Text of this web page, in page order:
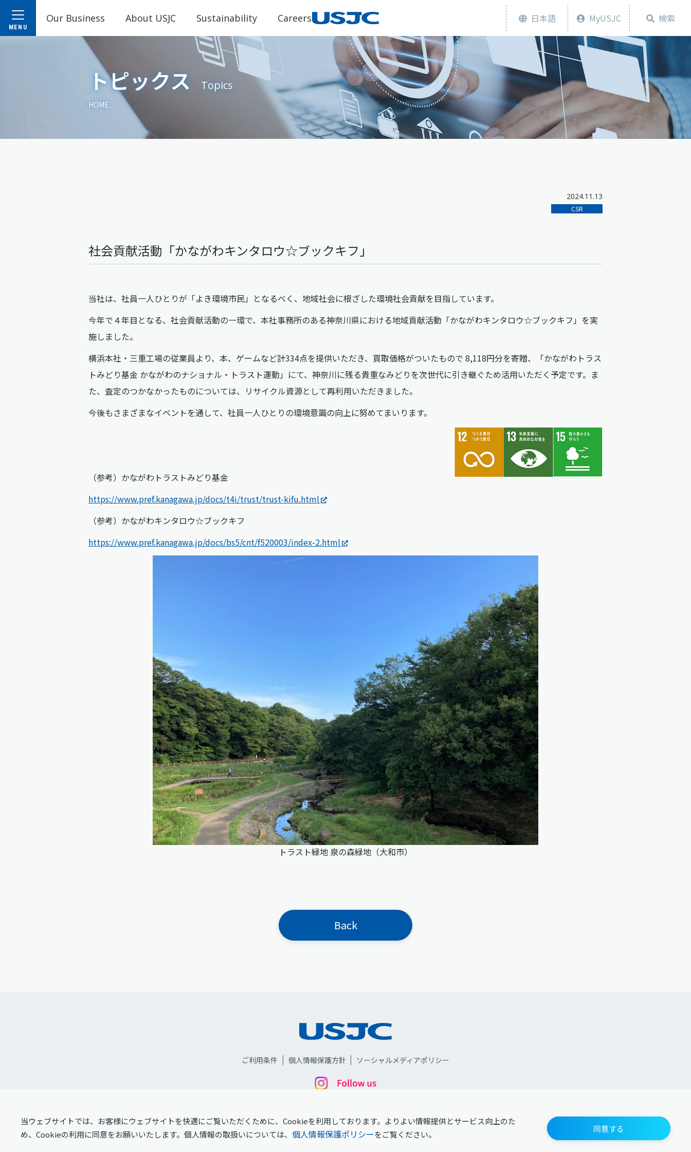
当ウェブサイトでは、お客様にウェブサイトを快適にご覧いただくために、Cookieを利用しております。よりよい情報提供とサービス向上のた
め、Cookieの利用に同意をお願いいたします。個人情報の取扱いについては、 個人情報保護ポリシーをご覧ください。
同意する
Our Business About USJC Sustainability Careers 日本語 MyUSJC 検索
トピックス Topics
HOME
2024.11.13
CSR
社会貢献活動「かながわキンタロウ☆ブックキフ」
当社は、社員一人ひとりが「よき環境市民」となるべく、地域社会に根ざした環境社会貢献を目指しています。
今年で４年目となる、社会貢献活動の一環で、本社事務所のある神奈川県における地域貢献活動「かながわキンタロウ☆ブックキフ」を実
施しました。
横浜本社・三重工場の従業員より、本、ゲームなど計334点を提供いただき、買取価格がついたもので 8,118円分を寄贈、「かながわトラス
トみどり基金 かながわのナショナル・トラスト運動」にて、神奈川に残る貴重なみどりを次世代に引き継ぐため活用いただく予定です。ま
た、査定のつかなかったものについては、リサイクル資源として再利用いただきました。
今後もさまざまなイベントを通して、社員一人ひとりの環境意識の向上に努めてまいります。
（参考）かながわトラストみどり基金
https://www.pref.kanagawa.jp/docs/t4i/trust/trust-kifu.html
（参考）かながわキンタロウ☆ブックキフ
https://www.pref.kanagawa.jp/docs/bs5/cnt/f520003/index-2.html
トラスト緑地 泉の森緑地（大和市）
Back
ご利用条件 個人情報保護方針 ソーシャルメディアポリシー